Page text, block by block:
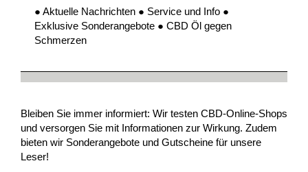
● Aktuelle Nachrichten ● Service und Info ●
Exklusive Sonderangebote ● CBD Öl gegen
Schmerzen
Bleiben Sie immer informiert: Wir testen CBD-Online-Shops
und versorgen Sie mit Informationen zur Wirkung. Zudem
bieten wir Sonderangebote und Gutscheine für unsere
Leser!